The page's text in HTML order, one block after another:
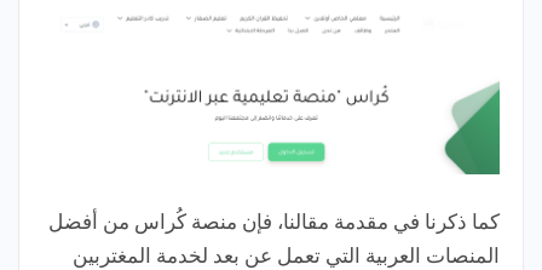
كما ذكرنا في مقدمة مقالنا، فإن منصة كُراس من أفضل
المنصات العربية التي تعمل عن بعد لخدمة المغتربين